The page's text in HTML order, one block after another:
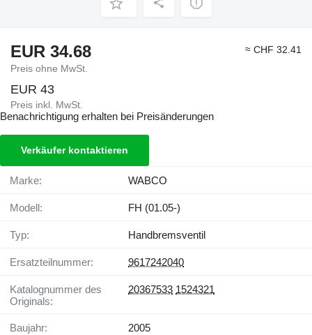
EUR 34.68
Preis ohne MwSt.
≈ CHF 32.41
EUR 43
Preis inkl. MwSt.
Benachrichtigung erhalten bei Preisänderungen
Verkäufer kontaktieren
Marke: WABCO
Modell: FH (01.05-)
Typ: Handbremsventil
Ersatzteilnummer: 9617242040
Katalognummer des
Originals:
20367533 1524321
Baujahr: 2005